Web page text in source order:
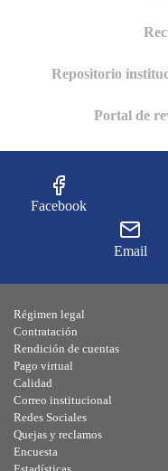
Repositorio
Portal de
Facebook
Email
Régimen legal
Contratación
Rendición de cuentas
Pago virtual
Calidad
Correo institucional
Redes Sociales
Quejas y reclamos
Encuesta